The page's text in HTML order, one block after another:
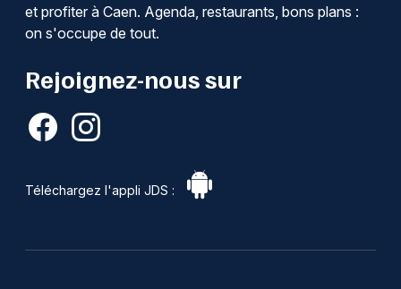
et profiter à Caen. Agenda, restaurants, bons plans :
on s'occupe de tout.
Rejoignez-nous sur
Téléchargez l'appli JDS :